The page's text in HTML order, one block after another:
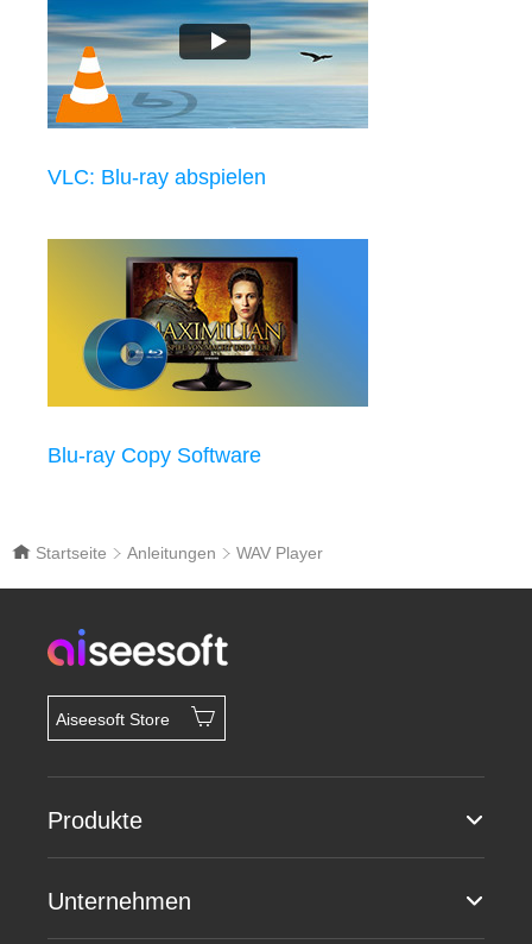
VLC: Blu-ray abspielen
Blu-ray Copy Software
Startseite Anleitungen WAV Player
Aiseesoft Store
Produkte
Unternehmen